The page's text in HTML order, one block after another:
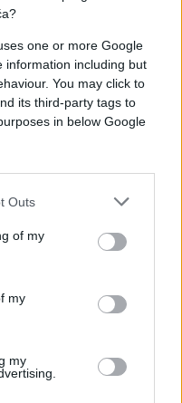
one or more Google
information including but
You may click to
its third-party tags to
in below Google
Outs
of my
my
my
proces.
perspektive
u Evropi i cijelog
vršilac dužnosti
Valdez. „Ovo nije
u posljednji
planiranja, prema
ukupno 38.000
tumači kao politički
s Washingtonom.